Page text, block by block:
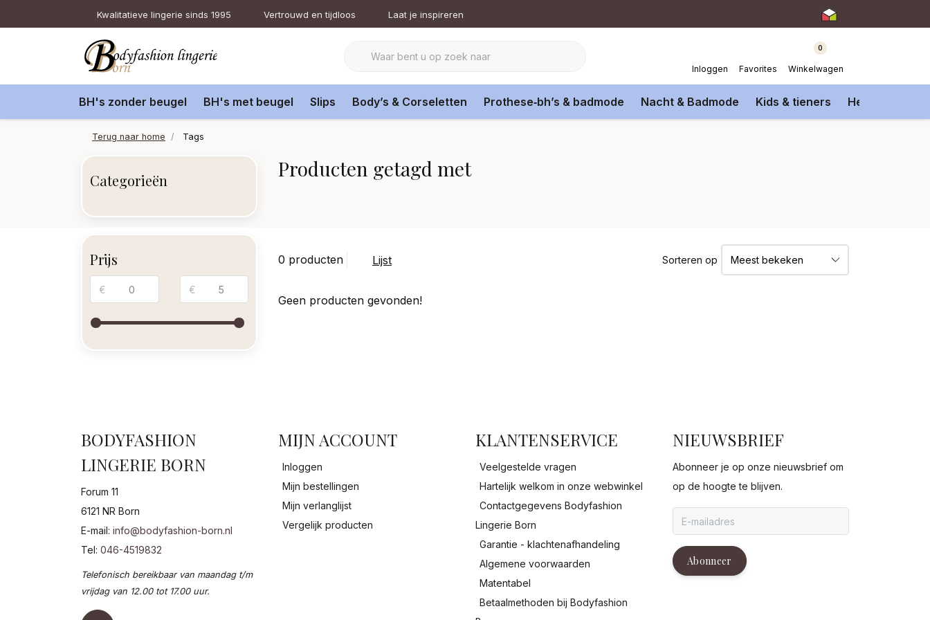
Kwalitatieve lingerie sinds 1995 Vertrouwd en tijdloos Laat je inspireren
Inloggen Favorites
0
Winkelwagen
BH's zonder beugel BH's met beugel Slips Body’s & Corseletten Prothese‑bh’s & badmode Nacht & Badmode Kids & tieners Heren
Terug naar home Tags
Producten getagd met
0 producten Lijst Sorteren op
Geen producten gevonden!
Categorieën
Prijs
€ €
BODYFASHION
LINGERIE BORN
Forum 11
6121 NR Born
E-mail: info@bodyfashion-born.nl
Tel: 046-4519832
Telefonisch bereikbaar van maandag t/m
vrijdag van 12.00 tot 17.00 uur.
MIJN ACCOUNT
Inloggen
Mijn bestellingen
Mijn verlanglijst
Vergelijk producten
KLANTENSERVICE
Veelgestelde vragen
Hartelijk welkom in onze webwinkel
Contactgegevens Bodyfashion
Lingerie Born
Garantie - klachtenafhandeling
Algemene voorwaarden
Matentabel
Betaalmethoden bij Bodyfashion
NIEUWSBRIEF
Abonneer je op onze nieuwsbrief om
op de hoogte te blijven.
Abonneer